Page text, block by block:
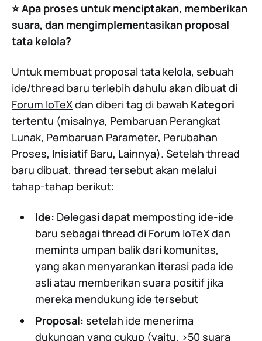
⭐️ Apa proses untuk menciptakan, memberikan
suara, dan mengimplementasikan proposal
tata kelola?
Untuk membuat proposal tata kelola, sebuah
ide/thread baru terlebih dahulu akan dibuat di
Forum IoTeXdan diberi tag di bawah Kategori
tertentu (misalnya, Pembaruan Perangkat
Lunak, Pembaruan Parameter, Perubahan
Proses, Inisiatif Baru, Lainnya). Setelah thread
baru dibuat, thread tersebut akan melalui
tahap-tahap berikut:
Ide: Delegasi dapat memposting ide-ide
baru sebagai thread di Forum IoTeXdan
meminta umpan balik dari komunitas,
yang akan menyarankan iterasi pada ide
asli atau memberikan suara positif jika
mereka mendukung ide tersebut
Proposal: setelah ide menerima
dukungan yang cukup (yaitu, >50 suara